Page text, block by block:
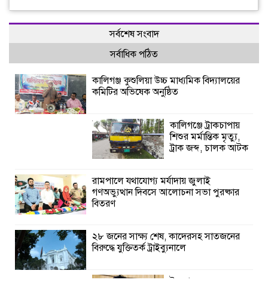
সর্বশেষ সংবাদ
সর্বাধিক পঠিত
কালিগঞ্জ কুশুলিয়া উচ্চ মাধ্যমিক বিদ্যালয়ের
কমিটির অভিষেক অনুষ্ঠিত
কালিগঞ্জে ট্রাকচাপায়
শিশুর মর্মান্তিক মৃত্যু,
ট্রাক জব্দ, চালক আটক
রামপালে যথাযোগ্য মর্যাদায় জুলাই
গণঅভ্যুত্থান দিবসে আলোচনা সভা পুরষ্কার
বিতরণ
২৮ জনের সাক্ষ্য শেষ, কাদেরসহ সাতজনের
বিরুদ্ধে যুক্তিতর্ক ট্রাইব্যুনালে
ইসলামের সবচেয়ে